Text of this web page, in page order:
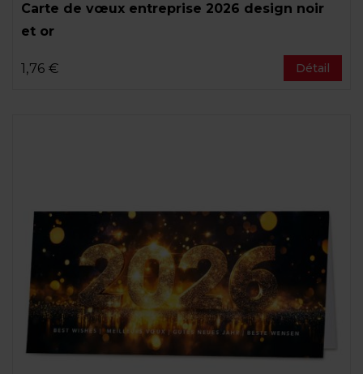
Carte de vœux entreprise 2026 design noir
et or
1,76 € Détail